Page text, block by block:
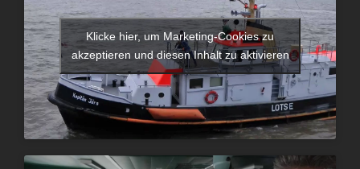
Klicke hier, um Marketing-Cookies zu
akzeptieren und diesen Inhalt zu aktivieren